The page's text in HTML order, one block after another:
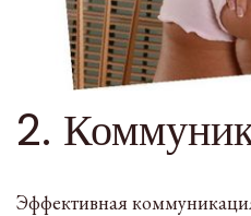
2.
Эффективная